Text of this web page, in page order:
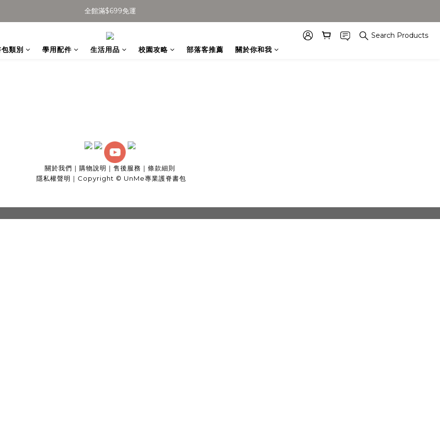
全館滿$699免運
全館滿$699免運
加入會員得$100購物金👉
全館滿$699免運
Search Products
類別 學用配件 生活用品 校園攻略 部落客推薦 關於你和我
關於我們 ｜ 購物說明 ｜ 售後服務 ｜ 條款細則
隱私權聲明 ｜ Copyright © UnMe專業護脊書包